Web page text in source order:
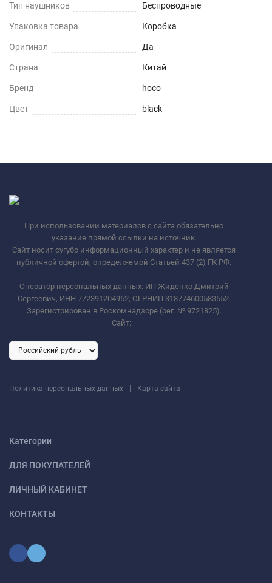
Тип наушников Беспроводные
Упаковка товара Коробка
Оригинал Да
Страна Китай
Бренд hoco
Цвет black
При использовании материалов с сайта обязательно
указание прямой ссылки на источник.
Сайт носит сугубо информационный характер и не является
публичной офертой, определяемой Статьей 437 (2) ГК РФ.
Оператор персональных данных: ИП Жиденко Дмитрий
Сергеевич, ИНН 772391204952, ОГРНИП 318774600583552.
Зарегистрирован в Роскомнадзоре (рег. № 9721825).
Сайт:
Политика персональных данных | Карта сайта
Категории
ДЛЯ ПОКУПАТЕЛЕЙ
ЛИЧНЫЙ КАБИНЕТ
КОНТАКТЫ